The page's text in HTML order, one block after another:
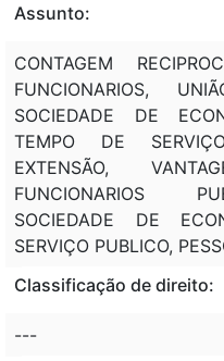
Assunto:
CONTAGEM
FUNCIONARIOS,
SOCIEDADE DE
TEMPO DE
EXTENSÃO,
FUNCIONARIOS
SOCIEDADE DE
SERVIÇO PUBLICO,
Classificação de direito:
---